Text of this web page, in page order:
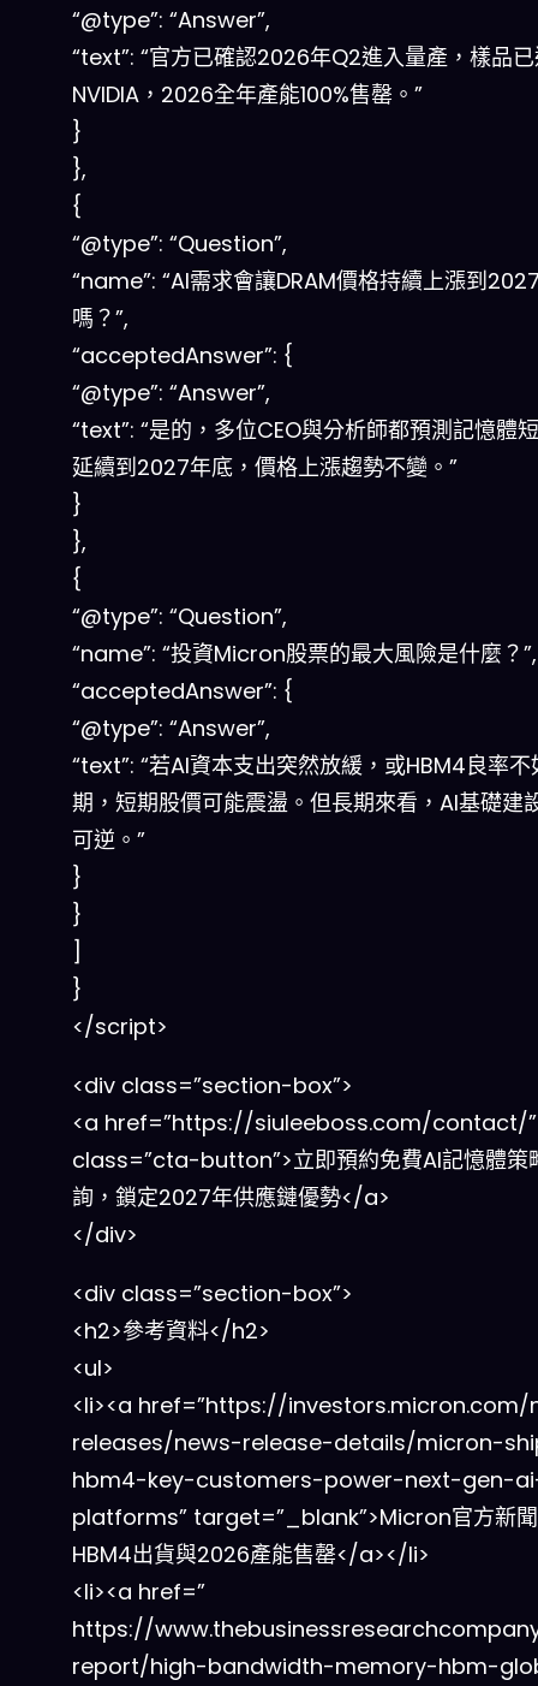
“@type”: “Answer”,
“text”: “官方已確認2026年Q2進入量產，樣品
NVIDIA，2026全年產能100%售罄。”
}
},
{
“@type”: “Question”,
“name”: “AI需求會讓DRAM價格持續上漲到
嗎？”,
“acceptedAnswer”: {
“@type”: “Answer”,
“text”: “是的，多位CEO與分析師都預測記憶體
延續到2027年底，價格上漲趨勢不變。”
}
},
{
“@type”: “Question”,
“name”: “投資Micron股票的最大風險是什麼？”,
“acceptedAnswer”: {
“@type”: “Answer”,
“text”: “若AI資本支出突然放緩，或HBM4良率不
期，短期股價可能震盪。但長期來看，AI基礎建
可逆。”
}
}
]
}
</script>
<div class=”section-box”>
<a href=”https://siuleeboss.com/contact/”
class=”cta-button”>立即預約免費AI記憶體策
詢，鎖定2027年供應鏈優勢</a>
</div>
<div class=”section-box”>
<h2>參考資料</h2>
<ul>
<li><a href=”https://
releases/news-release-details/micron-
hbm4-key-customers-power-next-gen-
platforms” target=”_blank”>Micron官方新
HBM4出貨與2026產能售罄</a></li>
<li><a href=”
https://
report/high-bandwidth-memory-hbm-